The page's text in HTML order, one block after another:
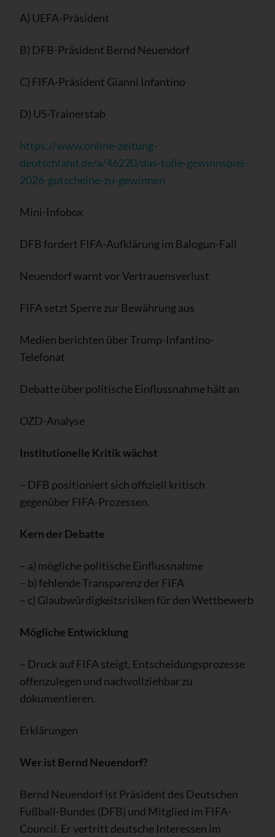
A) UEFA-Präsident
B) DFB-Präsident Bernd Neuendorf
C) FIFA-Präsident Gianni Infantino
D) US-Trainerstab
https://www.online-zeitung-
deutschland.de/a/46220/das-tolle-gewinnspiel-
2026-gutscheine-zu-gewinnen
Mini-Infobox
DFB fordert FIFA-Aufklärung im Balogun-Fall
Neuendorf warnt vor Vertrauensverlust
FIFA setzt Sperre zur Bewährung aus
Medien berichten über Trump-Infantino-
Telefonat
Debatte über politische Einflussnahme hält an
OZD-Analyse
Institutionelle Kritik wächst
– DFB positioniert sich offiziell kritisch
gegenüber FIFA-Prozessen.
Kern der Debatte
– a) mögliche politische Einflussnahme
– b) fehlende Transparenz der FIFA
– c) Glaubwürdigkeitsrisiken für den Wettbewerb
Mögliche Entwicklung
– Druck auf FIFA steigt, Entscheidungsprozesse
offenzulegen und nachvollziehbar zu
dokumentieren.
Erklärungen
Wer ist Bernd Neuendorf?
Bernd Neuendorf ist Präsident des Deutschen
Fußball-Bundes (DFB) und Mitglied im FIFA-
Council. Er vertritt deutsche Interessen im